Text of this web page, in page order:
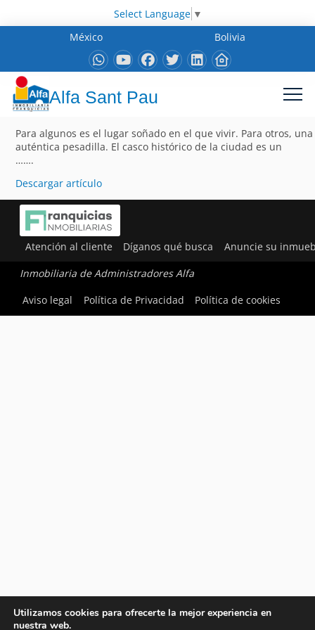
Select Language ▼
México
Bolivia
Alfa Sant Pau
Para algunos es el lugar soñado en el que vivir. Para otros, una
auténtica pesadilla. El casco histórico de la ciudad es un
…….
Descargar artículo
Atención al cliente Díganos qué busca Anuncie su
Inmobiliaria de Administradores Alfa
Aviso legal
Política de Privacidad Política de cookies
Utilizamos cookies para ofrecerte la mejor experiencia en
nuestra web.